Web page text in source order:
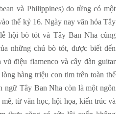
và Philippines) do từng có một
thế kỷ 16. Ngày nay văn hóa Tây
hội bò tót và Tây Ban Nha cũng
những chú bò tót, được biết đến
điệu flamenco và cây đàn guitar
hàng triệu con tim trên toàn thế
ngữ Tây Ban Nha còn là một ngôn
từ văn học, hội họa, kiến trúc và